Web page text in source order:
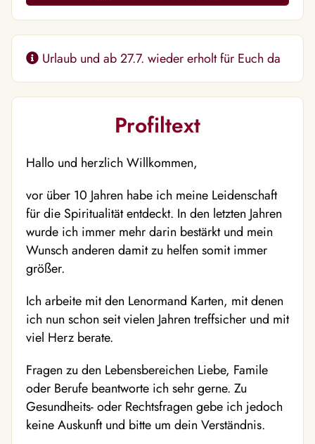
Urlaub und ab 27.7. wieder erholt für Euch da
Profiltext
Hallo und herzlich Willkommen,
vor über 10 Jahren habe ich meine Leidenschaft
für die Spiritualität entdeckt. In den letzten Jahren
wurde ich immer mehr darin bestärkt und mein
Wunsch anderen damit zu helfen somit immer
größer.
Ich arbeite mit den Lenormand Karten, mit denen
ich nun schon seit vielen Jahren treffsicher und mit
viel Herz berate.
Fragen zu den Lebensbereichen Liebe, Famile
oder Berufe beantworte ich sehr gerne. Zu
Gesundheits- oder Rechtsfragen gebe ich jedoch
keine Auskunft und bitte um dein Verständnis.